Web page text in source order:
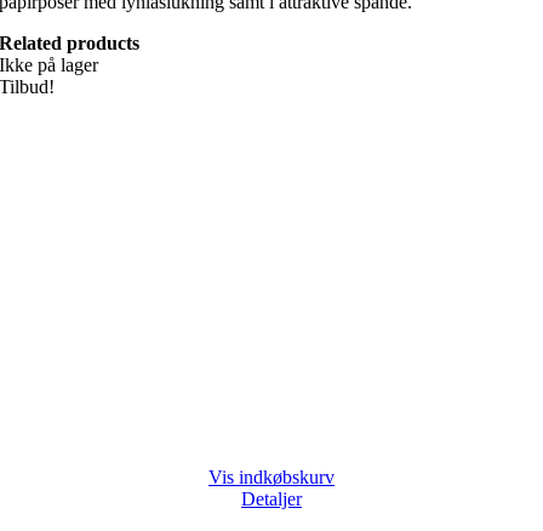
Related products
Ikke på lager
Tilbud!
Vis indkøbskurv
Detaljer